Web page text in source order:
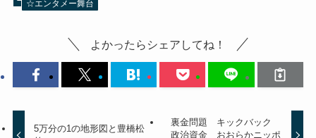
☆エンタメー舞台
よかったらシェアしてね！
5万分の1の地形図と豊橋松
裏金問題 キックバック
政治資金 おおらかニッポ